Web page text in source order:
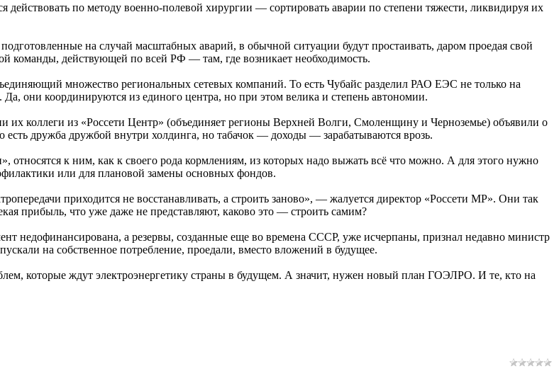
по методу военно-полевой хирургии — сортировать аварии по степени тяжести, ликвидируя их
на случай масштабных аварий, в обычной ситуации будут простаивать, даром проедая свой
команды, действующей по всей РФ — там, где возникает необходимость.
множество региональных сетевых компаний. То есть Чубайс разделил РАО ЕЭС не только на
они координируются из единого центра, но при этом велика и степень автономии.
их коллеги из «Россети Центр» (объединяет регионы Верхней Волги, Смоленщину и Черноземье) объявили о
есть дружба дружбой внутри холдинга, но табачок — доходы — зарабатываются врозь.
относятся к ним, как к своего рода кормлениям, из которых надо выжать всё что можно. А для этого нужно
или для плановой замены основных фондов.
приходится не восстанавливать, а строить заново», — жалуется директор «Россети МР». Они так
прибыль, что уже даже не представляют, каково это — строить самим?
недофинансирована, а резервы, созданные еще во времена СССР, уже исчерпаны, признал недавно министр
на собственное потребление, проедали, вместо вложений в будущее.
которые ждут электроэнергетику страны в будущем. А значит, нужен новый план ГОЭЛРО. И те, кто на